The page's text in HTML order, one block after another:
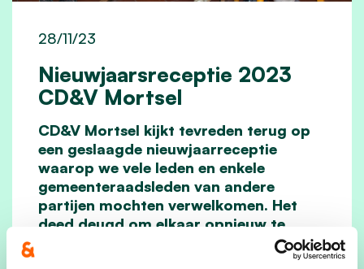
Nieuwjaarsreceptie 2023
CD&V Mortsel
28/11/23
CD&V Mortsel kijkt tevreden terug op
een geslaagde nieuwjaarreceptie
waarop we vele leden en enkele
gemeenteraadsleden van andere
partijen mochten verwelkomen. Het
deed deugd om elkaar opnieuw te
spreken. De boeiende, inspirerende